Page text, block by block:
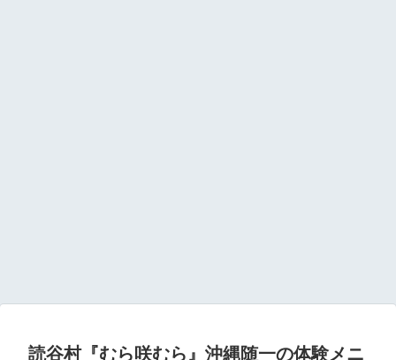
読谷村『むら咲むら』沖縄随一の体験メニ